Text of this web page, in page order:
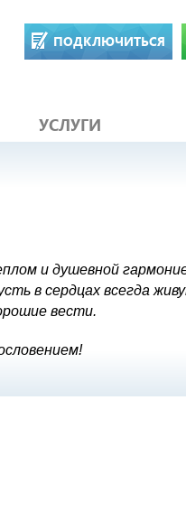
ПОДКЛЮЧИТЬСЯ
УСЛУГИ
и душевной
в сердцах всегда
вести.